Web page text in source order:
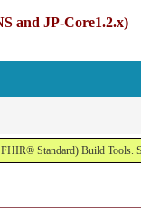
and JP-Core1.2.x)
Standard) Build Tools.